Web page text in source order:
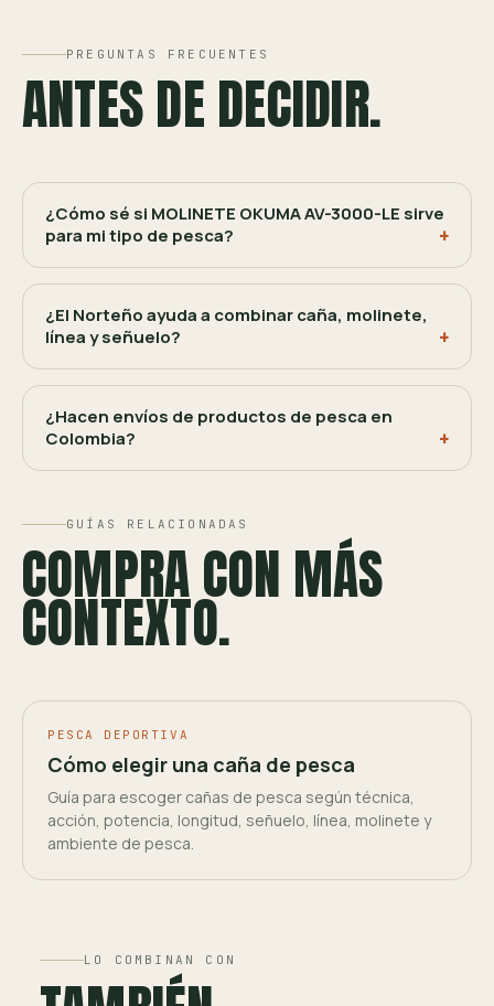
PREGUNTAS FRECUENTES
ANTES DE DECIDIR.
¿Cómo sé si MOLINETE OKUMA AV-3000-LE sirve
para mi tipo de pesca?
¿El Norteño ayuda a combinar caña, molinete,
línea y señuelo?
¿Hacen envíos de productos de pesca en
Colombia?
GUÍAS RELACIONADAS
COMPRA CON MÁS
CONTEXTO.
PESCA DEPORTIVA
Cómo elegir una caña de pesca
Guía para escoger cañas de pesca según técnica,
acción, potencia, longitud, señuelo, línea, molinete y
ambiente de pesca.
LO COMBINAN CON